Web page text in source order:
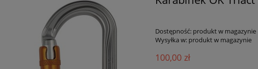
Dostępność: produkt w magazynie
Wysyłka w: produkt w magazynie
100,00 zł